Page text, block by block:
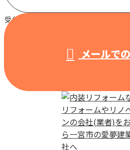
受付 / 8:00～18:00 【営業電話固くお
メールで